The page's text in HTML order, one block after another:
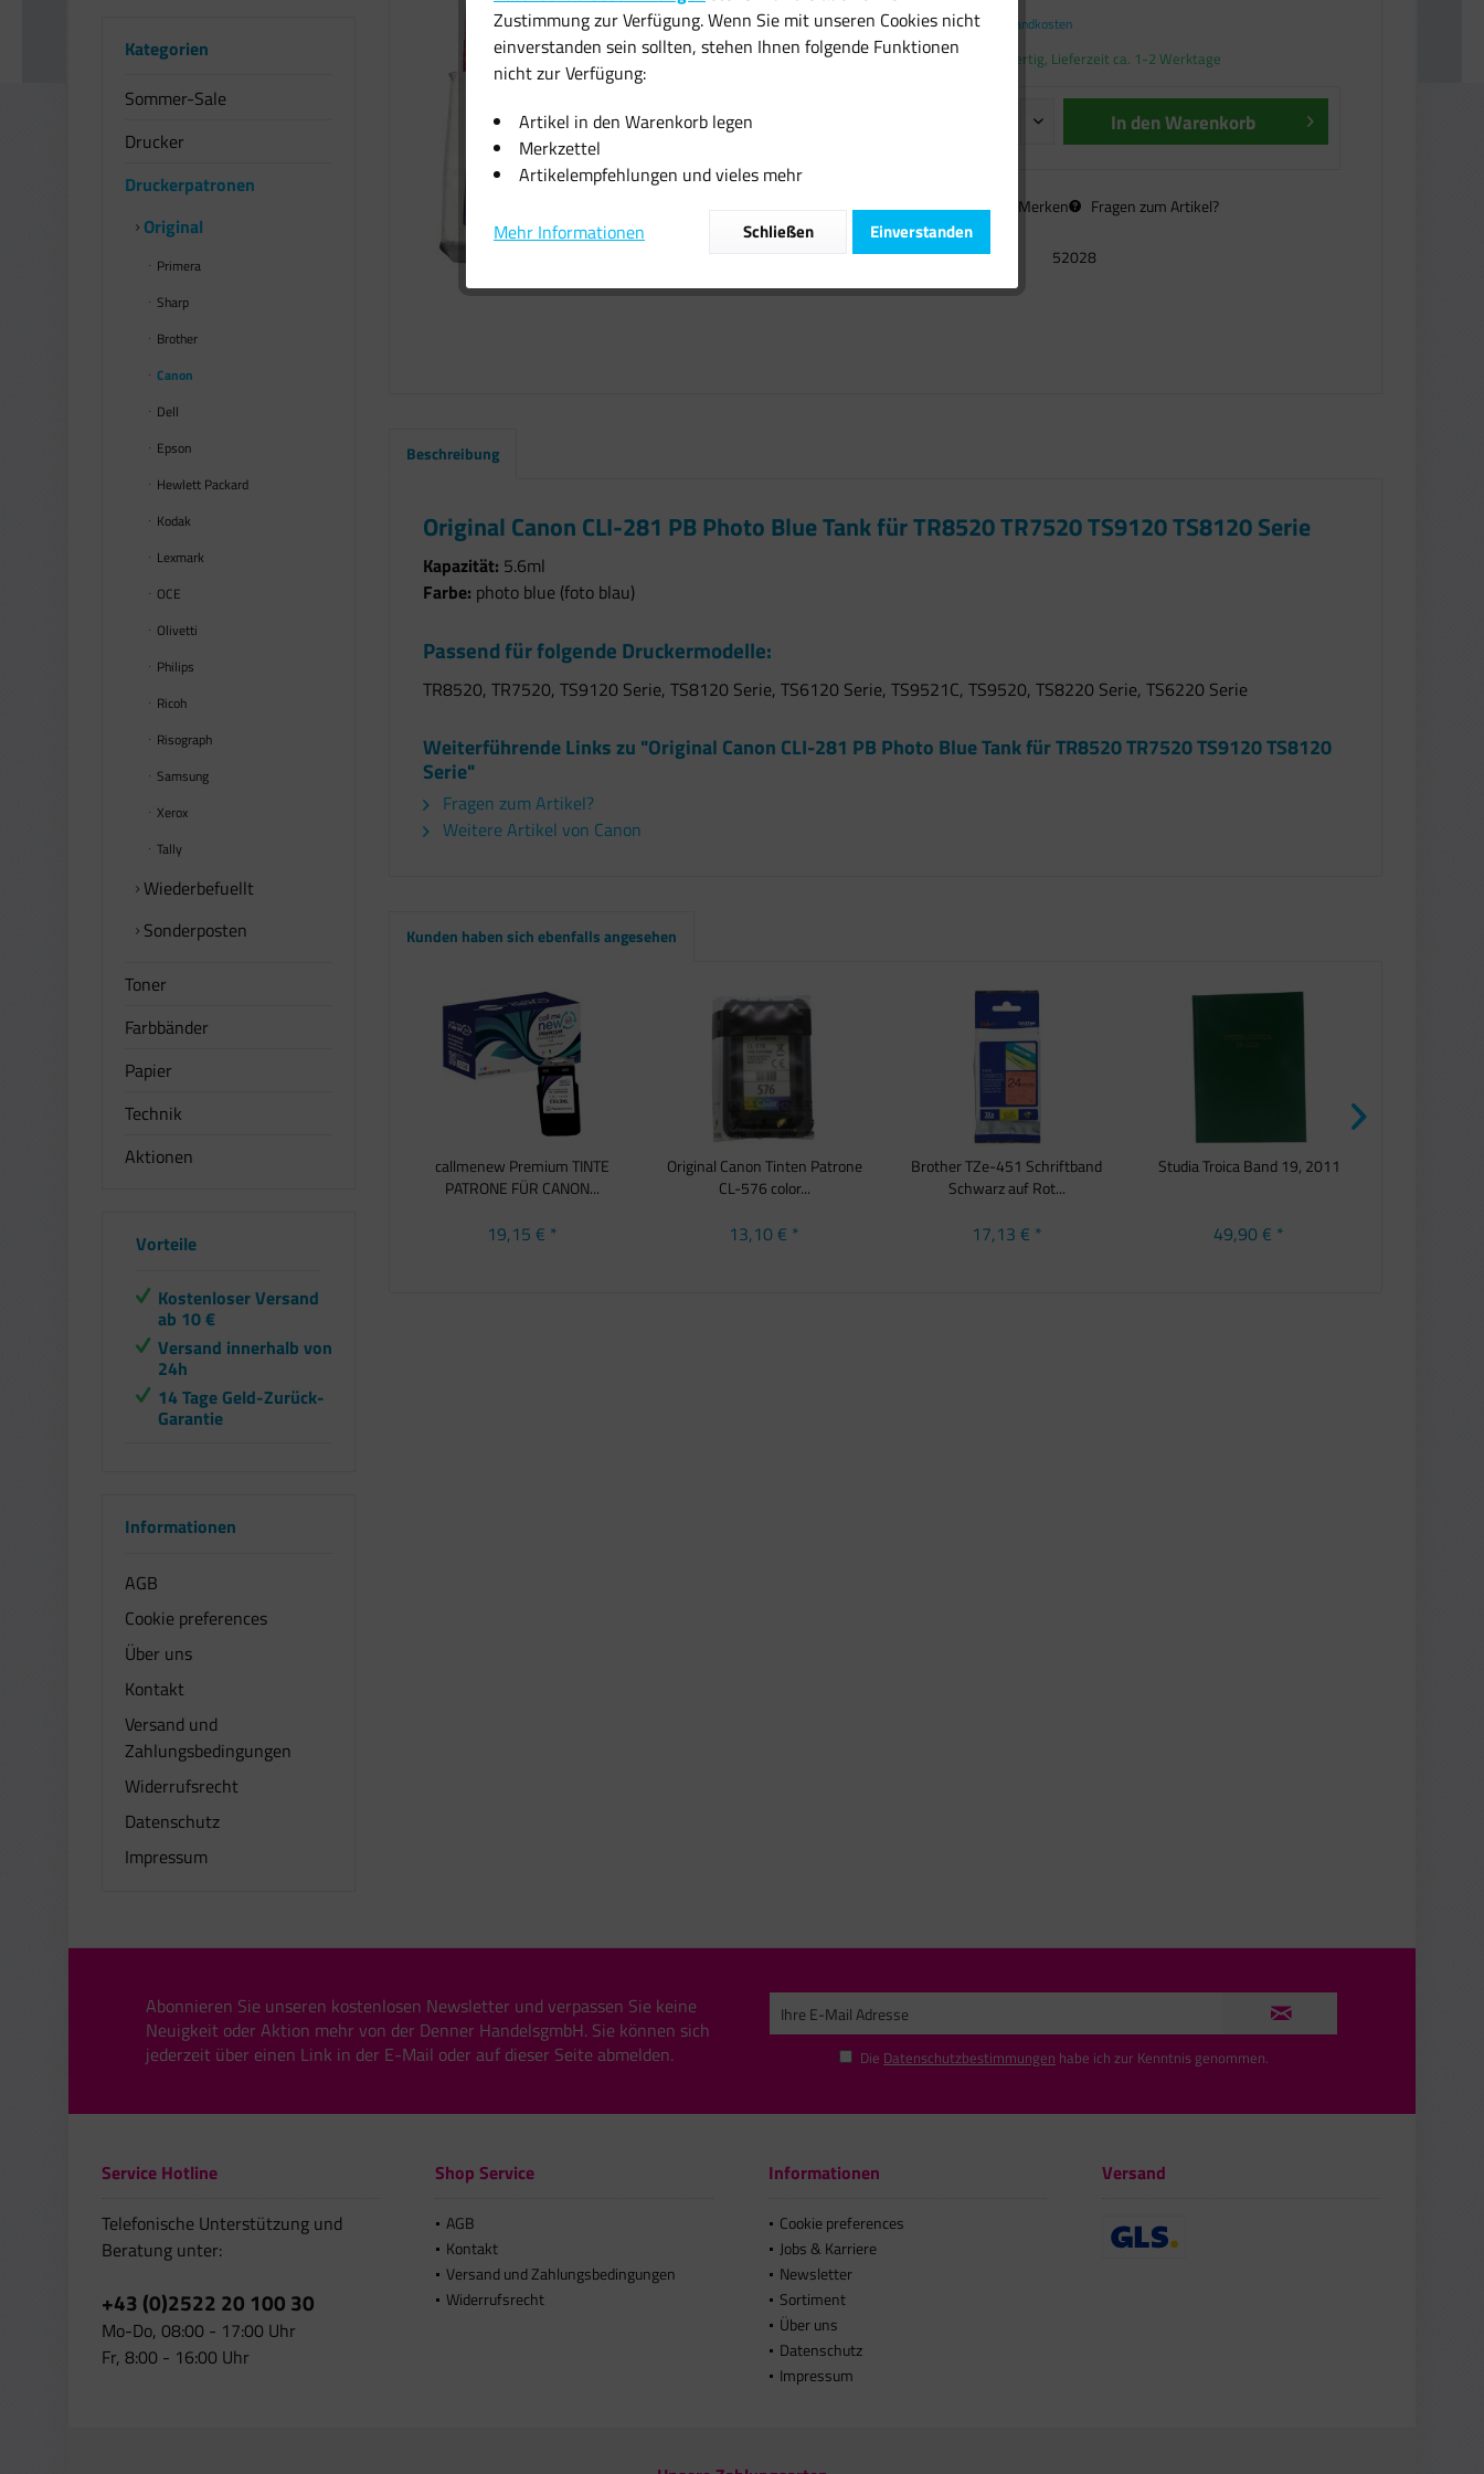
Kategorien
Sommer-Sale
Drucker
Druckerpatronen
Original
Primera
Sharp
Brother
Canon
Dell
Epson
Hewlett Packard
Kodak
Lexmark
OCE
Olivetti
Philips
Ricoh
Risograph
Samsung
Xerox
Tally
Wiederbefuellt
Sonderposten
Toner
Farbbänder
Papier
Technik
Aktionen
Vorteile
Kostenloser Versand
ab 10 €
Versand innerhalb von
24h
14 Tage Geld-Zurück-
Garantie
Informationen
AGB
Cookie preferences
Über uns
Kontakt
Versand und
Zahlungsbedingungen
Widerrufsrecht
Datenschutz
Impressum
inkl. MwSt.zzgl. Versandkosten
Sofort versandfertig, Lieferzeit ca. 1-2 Werktage
In denWarenkorb
Vergleichen Merken Fragen zum Artikel?
Artikel-Nr.: 52028
Beschreibung
Original Canon CLI-281 PB Photo Blue Tank für TR8520 TR7520 TS9120 TS8120 Serie
Kapazität: 5.6ml
Farbe: photo blue (foto blau)
Passend für folgende Druckermodelle:
TR8520, TR7520, TS9120 Serie, TS8120 Serie, TS6120 Serie, TS9521C, TS9520, TS8220 Serie, TS6220 Serie
Weiterführende Links zu "Original Canon CLI-281 PB Photo Blue Tank für TR8520 TR7520 TS9120 TS8120
Serie"
Fragen zum Artikel?
Weitere Artikel von Canon
Kunden haben sich ebenfalls angesehen
callmenew Premium TINTE
PATRONE FÜR CANON...
19,15 € *
Original Canon Tinten Patrone
CL-576 color...
13,10 € *
Brother TZe-451 Schriftband
Schwarz auf Rot...
17,13 € *
Studia Troica Band 19, 2011
49,90 € *
Abonnieren Sie unseren kostenlosen Newsletter und verpassen Sie keine
Neuigkeit oder Aktion mehr von der Denner HandelsgmbH. Sie können sich
jederzeit über einen Link in der E-Mail oder auf dieser Seite abmelden.
Die Datenschutzbestimmungen habe ich zur Kenntnis genommen.
Service Hotline
Telefonische Unterstützung und
Beratung unter:
+43 (0)2522 20 100 30
Mo-Do, 08:00 - 17:00 Uhr
Fr, 8:00 - 16:00 Uhr
Shop Service
AGB
Kontakt
Versand und Zahlungsbedingungen
Widerrufsrecht
Informationen
Cookie preferences
Jobs & Karriere
Newsletter
Sortiment
Über uns
Datenschutz
Impressum
Versand
Zustimmung zur Verfügung. Wenn Sie mit unseren Cookies nicht
einverstanden sein sollten, stehen Ihnen folgende Funktionen
nicht zur Verfügung:
Artikel in den Warenkorb legen
Merkzettel
Artikelempfehlungen und vieles mehr
Mehr Informationen Einverstanden
Schließen